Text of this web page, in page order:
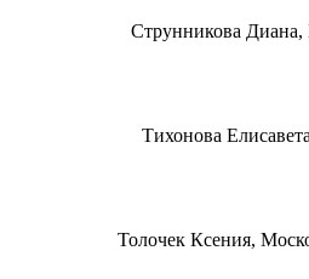
Струнникова
Тихонова
Толочек Ксения,